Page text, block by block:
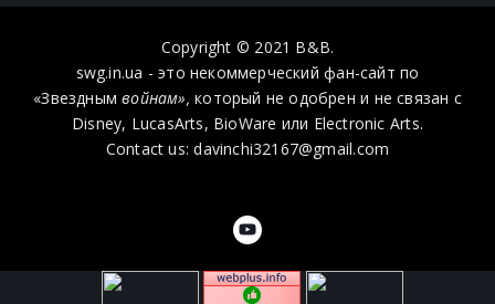
Copyright © 2021 B&B.
swg.in.ua - это некоммерческий фан-сайт по
«Звезднымвойнам», который не одобрен и не связан с
Disney, LucasArts, BioWare или Electronic Arts.
Contact us: davinchi32167@gmail.com